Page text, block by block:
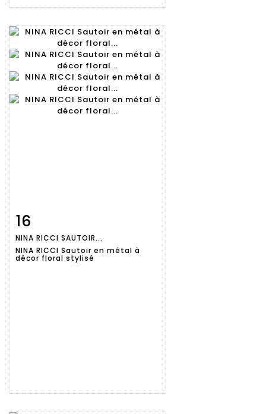
détaillée
16
NINA RICCI SAUTOIR...
NINA RICCI Sautoir en métal à
décor floral stylisé